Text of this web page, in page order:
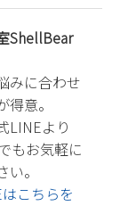
ShellBear
みに合わせ
得意。
LINEより
もお気軽に
。
こちらを